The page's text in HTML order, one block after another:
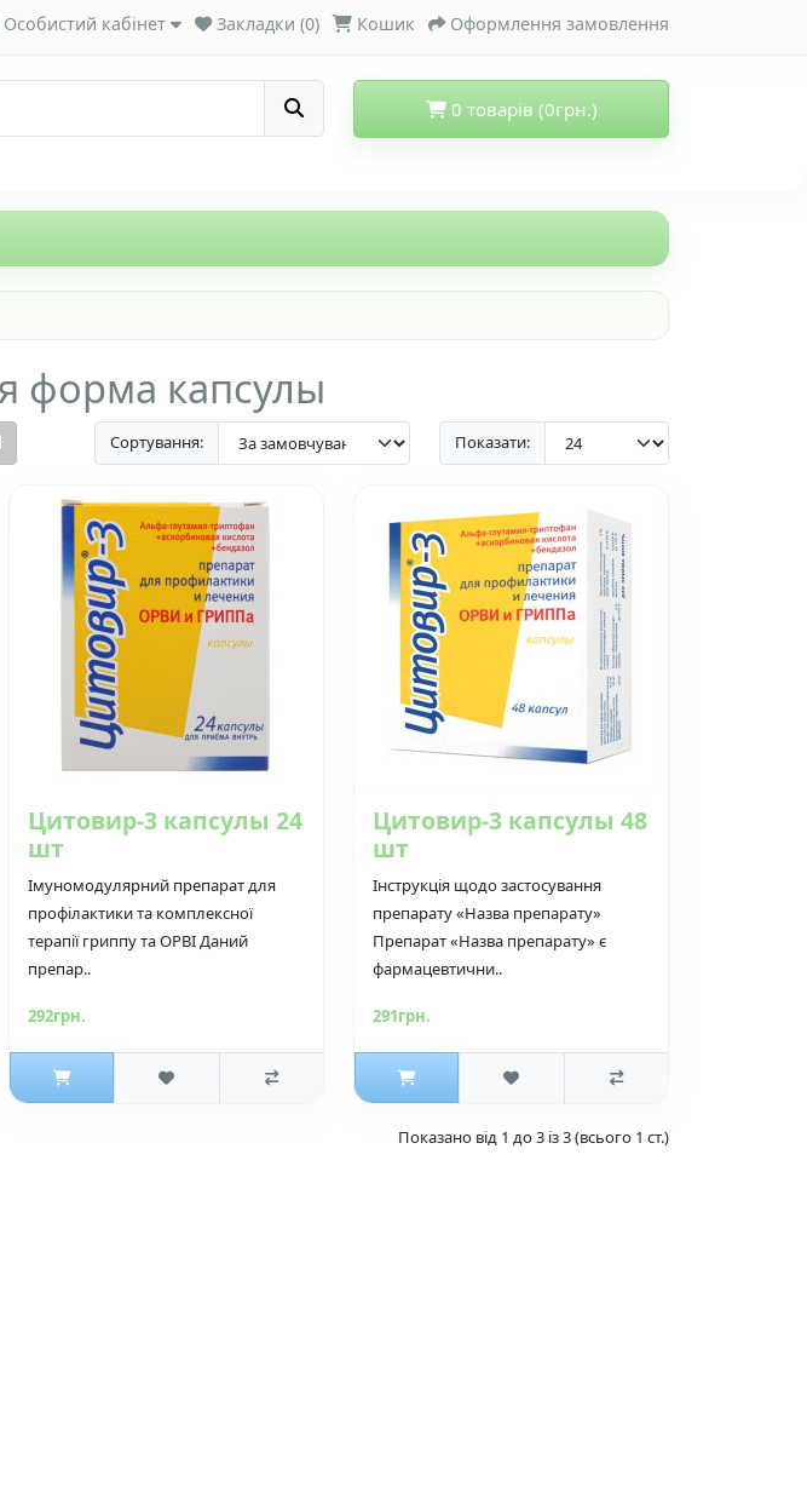
Особистий кабінет Закладки (0) Кошик Оформлення замовлення
0 товарів (0грн.)
форма капсулы
Сортування: Показати:
Цитовир-3 капсулы 24
шт
Імуномодулярний препарат для
профілактики та комплексної
терапії гриппу та ОРВІ Даний
препар..
292грн.
Цитовир-3 капсулы 48
шт
Інструкція щодо застосування
препарату «Назва препарату»
Препарат «Назва препарату» є
фармацевтични..
291грн.
Показано від 1 до 3 із 3 (всього 1 ст.)